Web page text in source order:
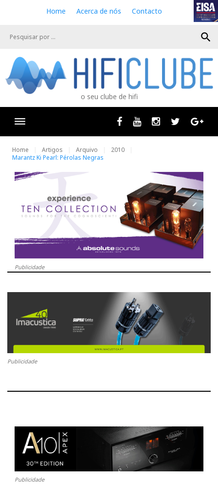
e
Home Acerca de nós Contacto
search
o seu clube de hifi
Facebook
Youtube InstagramTwitter
Home Artigos Arquivo
2010
Marantz Ki Pearl: Pérolas Negras
Publicidade
Publicidade
Publicidade